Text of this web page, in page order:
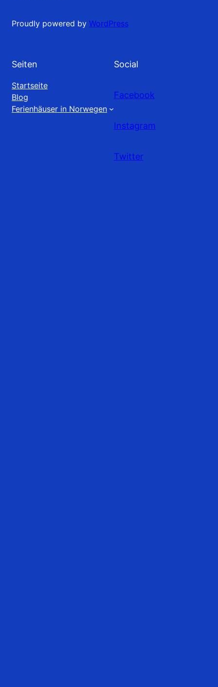
Proudly powered by WordPress
Seiten
Startseite
Blog
Ferienhäuser in Norwegen
Social
Facebook
Instagram
Twitter